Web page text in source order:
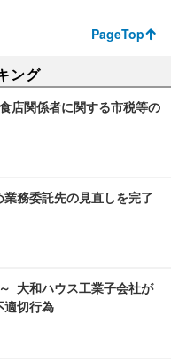
PageTop
ング
店関係者に関する市税等の
務委託先の見直しを完了
大和ハウス工業子会社が
適切行為